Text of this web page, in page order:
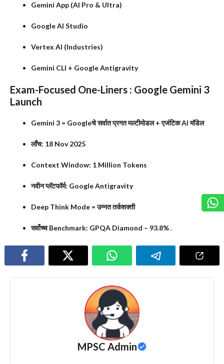
Gemini App (AI Pro & Ultra)
Google AI Studio
Vertex AI (Industries)
Gemini CLI + Google Antigravity
Exam-Focused One-Liners : Google Gemini 3
Launch
Gemini 3 = Googleचे सर्वात प्रगत मल्टीमोडल + एजंटिक AI मॉडेल
लाँच: 18 Nov 2025
Context Window: 1 Million Tokens
नवीन प्लॅटफॉर्म: Google Antigravity
Deep Think Mode = उन्नत तर्कशक्ती
सर्वोच्च Benchmark: GPQA Diamond – 93.8%.
MPSC Admin